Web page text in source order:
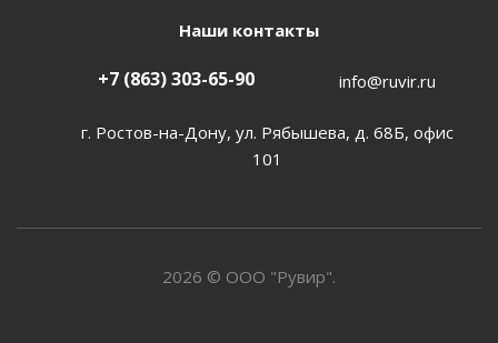
Наши контакты
+7 (863) 303-65-90 info@ruvir.ru
г. Ростов-на-Дону, ул. Рябышева, д. 68Б, офис
101
2026 © ООО "Рувир".